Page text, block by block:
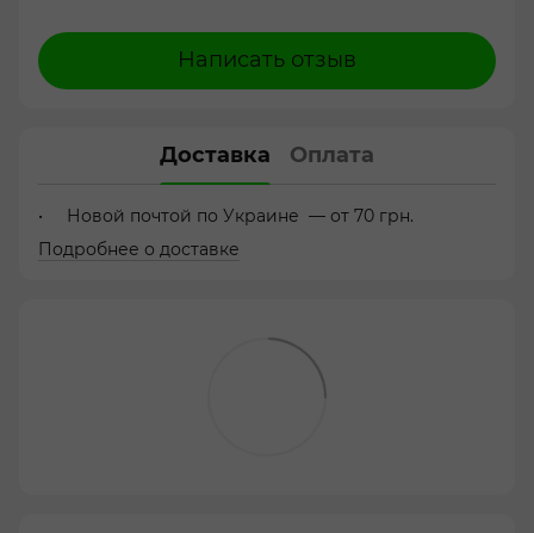
Написать отзыв
Доставка Оплата
Новой почтой по Украине — от 70 грн.
Подробнее о доставке